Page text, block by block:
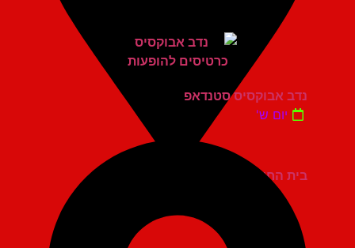
בית החייל תל אביב
נדב אבוקסיס סטנדאפ
יום ש'